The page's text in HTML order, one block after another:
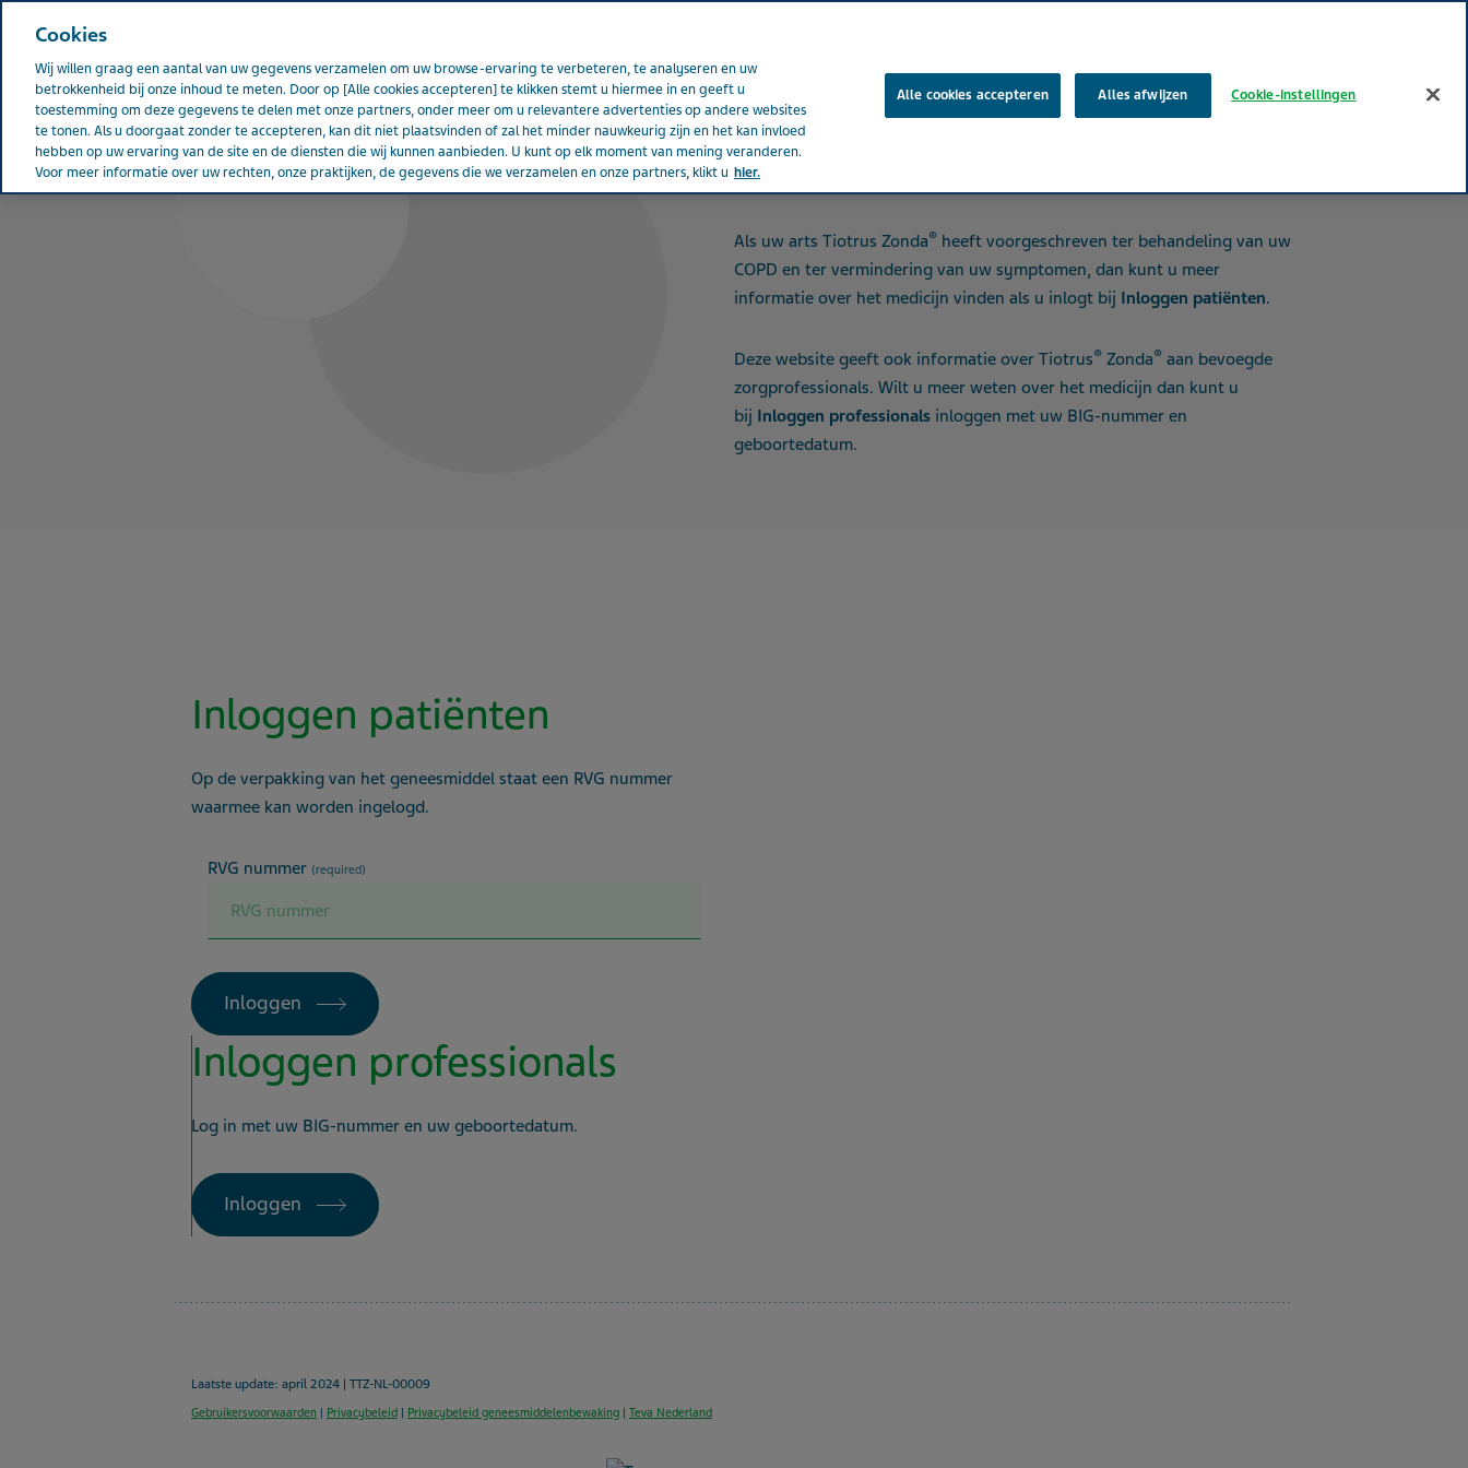
Tiotrus® Zonda
is een inhalatiemedicijn dat wordt gebruikt om chronisch
obstructieve longziekte (Chronic Obstructive Pulmonary Disease, COPD)
te behandelen.
Als uw arts Tiotrus Zonda® heeft voorgeschreven ter behandeling van uw
COPD en ter vermindering van uw symptomen, dan kunt u meer
informatie over het medicijn vinden als u inlogt bij Inloggen patiënten.
Deze website geeft ook informatie over Tiotrus® Zonda® aan bevoegde
zorgprofessionals. Wilt u meer weten over het medicijn dan kunt u
bij Inloggen professionals inloggen met uw BIG-nummer en
geboortedatum.
Inloggen patiënten
Op de verpakking van het geneesmiddel staat een RVG nummer
waarmee kan worden ingelogd.
RVG nummer (required)
Inloggen
Inloggen professionals
Log in met uw BIG-nummer en uw geboortedatum.
Inloggen
Laatste update: april 2024 | TTZ-NL-00009
Gebruikersvoorwaarden | Privacybeleid | Privacybeleid geneesmiddelenbewaking | Teva Nederland
Cookies
Wij willen graag een aantal van uw gegevens verzamelen om uw browse-ervaring te verbeteren, te analyseren en uw
betrokkenheid bij onze inhoud te meten. Door op [Alle cookies accepteren] te klikken stemt u hiermee in en geeft u
toestemming om deze gegevens te delen met onze partners, onder meer om u relevantere advertenties op andere websites
te tonen. Als u doorgaat zonder te accepteren, kan dit niet plaatsvinden of zal het minder nauwkeurig zijn en het kan invloed
hebben op uw ervaring van de site en de diensten die wij kunnen aanbieden. U kunt op elk moment van mening veranderen.
Voor meer informatie over uw rechten, onze praktijken, de gegevens die we verzamelen en onze partners, klikt u hier.
Alle cookies accepteren Alles afwijzen Cookie-instellingen